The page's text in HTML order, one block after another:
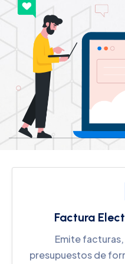
Factura
Emite
presupuestos de